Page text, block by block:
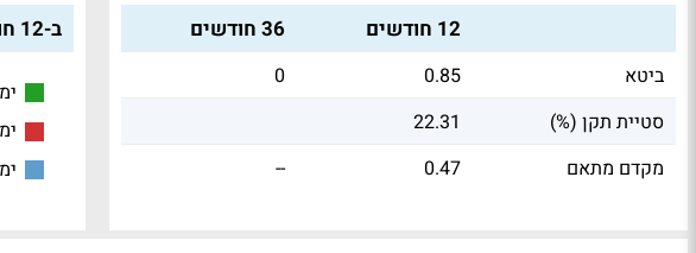
12 חודשים 36 חודשים
ביטא 0.85
0
סטיית תקן (%)
22.31
מקדם מתאם
0.47
--
ב-12 חודשים אחרונים